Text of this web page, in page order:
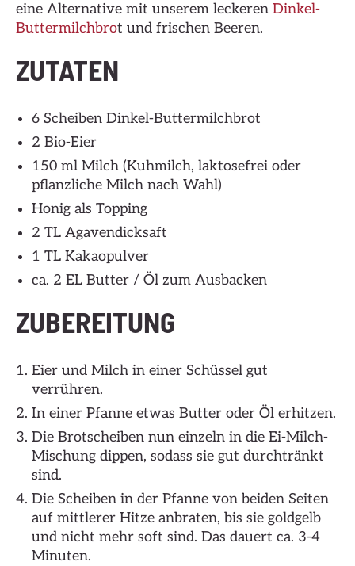
eine Alternative mit unserem leckeren Dinkel-
Buttermilchbrot und frischen Beeren.
ZUTATEN
6 Scheiben Dinkel-Buttermilchbrot
2 Bio-Eier
150 ml Milch (Kuhmilch, laktosefrei oder
pflanzliche Milch nach Wahl)
Honig als Topping
2 TL Agavendicksaft
1 TL Kakaopulver
ca. 2 EL Butter / Öl zum Ausbacken
ZUBEREITUNG
Eier und Milch in einer Schüssel gut
verrühren.
In einer Pfanne etwas Butter oder Öl erhitzen.
Die Brotscheiben nun einzeln in die Ei-Milch-
Mischung dippen, sodass sie gut durchtränkt
sind.
Die Scheiben in der Pfanne von beiden Seiten
auf mittlerer Hitze anbraten, bis sie goldgelb
und nicht mehr soft sind. Das dauert ca. 3-4
Minuten.